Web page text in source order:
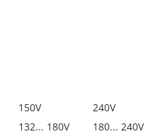
150V
240V
132... 180V
180... 240V